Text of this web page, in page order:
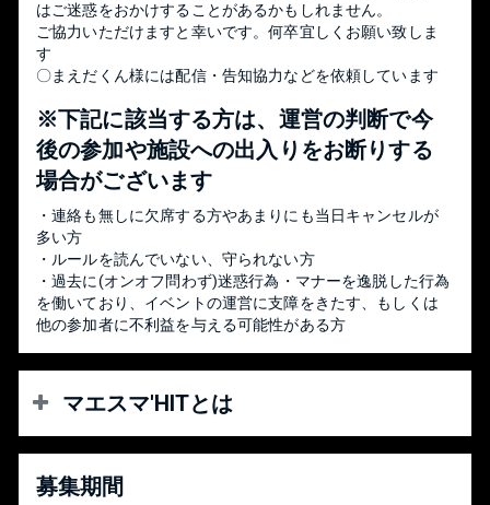
はご迷惑をおかけすることがあるかもしれません。
ご協力いただけますと幸いです。何卒宜しくお願い致しま
す
〇まえだくん様には配信・告知協力などを依頼しています
※下記に該当する方は、運営の判断で今
後の参加や施設への出入りをお断りする
場合がございます
・連絡も無しに欠席する方やあまりにも当日キャンセルが
多い方
・ルールを読んでいない、守られない方
・過去に(オンオフ問わず)迷惑行為・マナーを逸脱した行為
を働いており、イベントの運営に支障をきたす、もしくは
他の参加者に不利益を与える可能性がある方
マエスマ'HITとは
【コンセプト】
募集期間